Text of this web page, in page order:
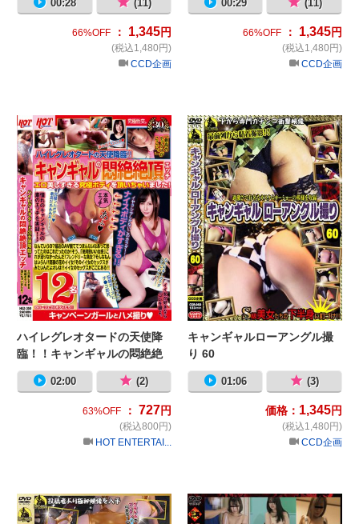
00:28 (11)
66%OFF ： 1,345円
(税込1,480円)
CCD企画
00:29 (11)
66%OFF： 1,345円
(税込1,480円)
CCD企画
ハイレグレオタードの天使降臨！
ハイレグレオタードの天使降
臨！！キャンギャルの悶絶絶
頂エッチ エロ美しすぎる究極
ボディを頂いちゃいました！
02:00 (2)
63%OFF ： 727円
(税込800円)
HOT ENTERTAI...
キ
キャンギャルローアングル撮
り 60
01:06 (3)
価格： 1,345円
(税込1,480円)
CCD企画
キャンギャルお姉さん尻肉ハミマ激